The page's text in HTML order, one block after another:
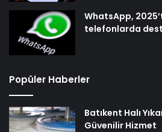
WhatsApp,
telefonlarda
Popüler Haberler
Batıkent Halı
Güvenilir Hizmet